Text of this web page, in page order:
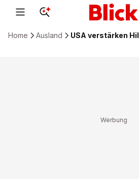
Home Ausland USA verstärken